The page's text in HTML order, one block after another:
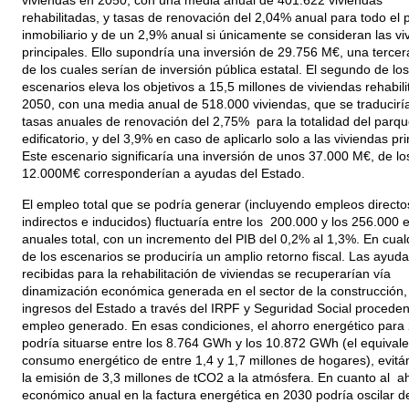
rehabilitadas, y tasas de renovación del 2,04% anual para todo el
inmobiliario y de un 2,9% anual si únicamente se consideran las
principales. Ello supondría una inversión de 29.756 M€, una
de los cuales serían de inversión pública estatal. El segundo de los
escenarios eleva los objetivos a 15,5 millones de viviendas
2050, con una media anual de 518.000 viviendas, que se
tasas anuales de renovación del 2,75% para la totalidad del
edificatorio, y del 3,9% en caso de aplicarlo solo a las viviendas
Este escenario significaría una inversión de unos 37.000 M€, de
12.000M€ corresponderían a ayudas del Estado.
El empleo total que se podría generar (incluyendo empleos
indirectos e inducidos) fluctuaría entre los 200.000 y los 256.000
anuales total, con un incremento del PIB del 0,2% al 1,3%. En
de los escenarios se produciría un amplio retorno fiscal. Las
recibidas para la rehabilitación de viviendas se recuperarían vía
dinamización económica generada en el sector de la
ingresos del Estado a través del IRPF y Seguridad Social
empleo generado. En esas condiciones, el ahorro energético para
podría situarse entre los 8.764 GWh y los 10.872 GWh (el
consumo energético de entre 1,4 y 1,7 millones de hogares),
la emisión de 3,3 millones de tCO2 a la atmósfera. En cuanto al
económico anual en la factura energética en 2030 podría oscilar